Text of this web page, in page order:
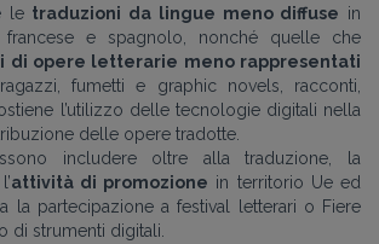
le traduzioni da lingue meno diffuse in
francese e spagnolo, nonché quelle che
di opere letterarie meno rappresentati
fumetti e graphic novels, racconti,
l’utilizzo delle tecnologie digitali nella
delle opere tradotte.
includere oltre alla traduzione, la
attività di promozione in territorio Ue ed
la partecipazione a festival letterari o Fiere
di strumenti digitali.